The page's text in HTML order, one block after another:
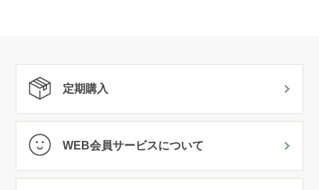
定期購入
WEB会員サービスについて